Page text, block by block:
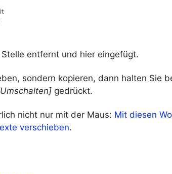
entfernt und hier eingefügt.
sondern kopieren, dann halten Sie
gedrückt.
nicht nur mit der Maus: Mit diesen
verschieben.